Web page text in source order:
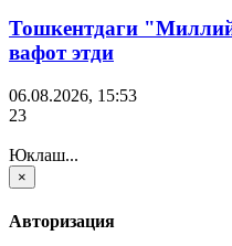
Тошкентдаги
вафот этди
06.08.2026, 15:53
23
Юклаш...
×
Авторизация